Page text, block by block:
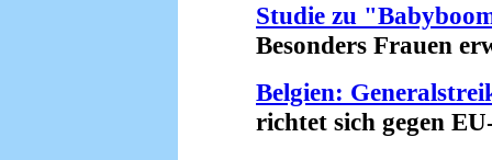
Studie zu
Besonders Frauen
Belgien:
richtet sich gegen